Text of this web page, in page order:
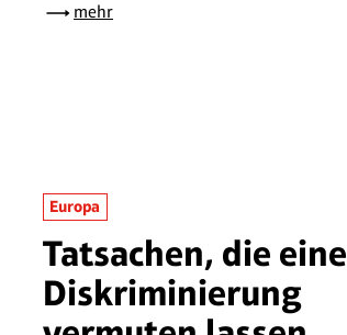
mehr
Europa
Tatsachen, die eine
Diskriminierung